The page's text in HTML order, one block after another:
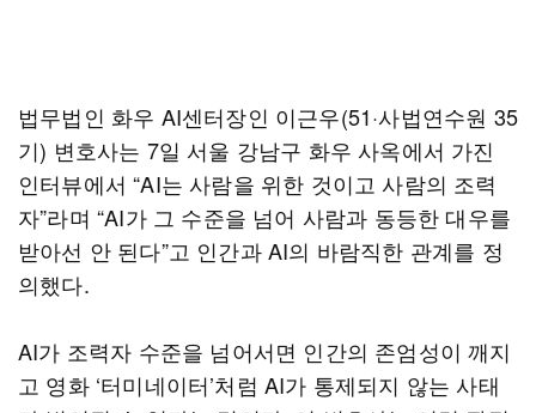
법무법인 화우 AI센터장인 이근우(51·사법연수원 35
기) 변호사는 7일 서울 강남구 화우 사옥에서 가진
인터뷰에서 “AI는 사람을 위한 것이고 사람의 조력
자”라며 “AI가 그 수준을 넘어 사람과 동등한 대우를
받아선 안 된다”고 인간과 AI의 바람직한 관계를 정
의했다.
AI가 조력자 수준을 넘어서면 인간의 존엄성이 깨지
고 영화 ‘터미네이터’처럼 AI가 통제되지 않는 사태